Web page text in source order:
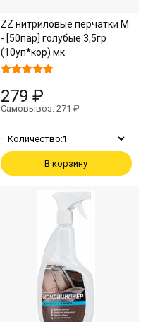
ZZ нитриловые перчатки M
- [50пар] голубые 3,5гр
(10уп*кор) мк
279 ₽
Самовывоз: 271 ₽
Количество:1
В корзину